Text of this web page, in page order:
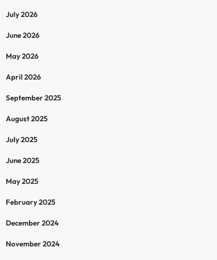
July 2026
June 2026
May 2026
April 2026
September 2025
August 2025
July 2025
June 2025
May 2025
February 2025
December 2024
November 2024